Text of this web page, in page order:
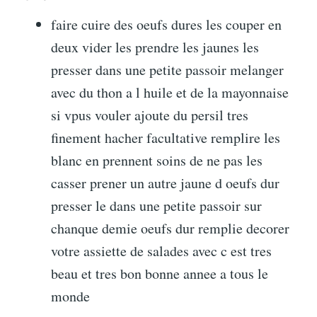
faire cuire des oeufs dures les couper en
deux vider les prendre les jaunes les
presser dans une petite passoir melanger
avec du thon a l huile et de la mayonnaise
si vpus vouler ajoute du persil tres
finement hacher facultative remplire les
blanc en prennent soins de ne pas les
casser prener un autre jaune d oeufs dur
presser le dans une petite passoir sur
chanque demie oeufs dur remplie decorer
votre assiette de salades avec c est tres
beau et tres bon bonne annee a tous le
monde